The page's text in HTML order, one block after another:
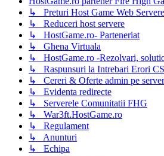
↳ Preturi Host Game Web Servere
↳ Reduceri host servere
↳ HostGame.ro- Parteneriat
↳ Ghena Virtuala
↳ HostGame.ro -Rezolvari,
↳ Raspunsuri la Intrebari Erori
↳ Cereri & Oferte admin pe
↳ Evidenta redirecte
↳ Serverele Comunitatii FHG
↳ War3ft.HostGame.ro
↳ Regulament
↳ Anunturi
↳ Echipa